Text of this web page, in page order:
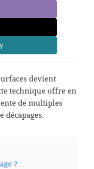
devient
technique offre en
de multiples
décapages.
?